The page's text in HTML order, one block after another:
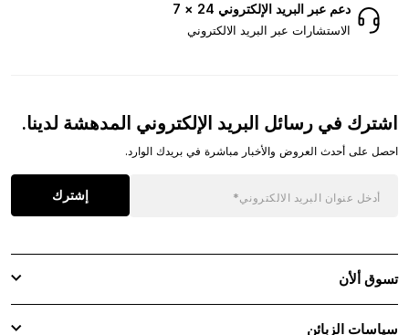
دعم عبر البريد الإلكتروني 24 × 7
الاستشارات عبر البريد الالكتروني
اشترك في رسائل البريد الإلكتروني المدهشة لدينا.
احصل على أحدث العروض والأخبار مباشرة في بريدك الوارد.
إشترك
تسوق ألأن
سياسات الزبائن